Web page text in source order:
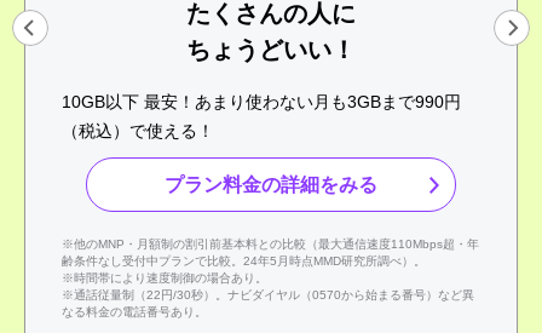
たくさんの人に
ちょうどいい！
10GB以下 最安！あまり使わない月も3GBまで990円
（税込）で使える！
プラン料金の詳細をみる
※他のMNP・月額制の割引前基本料との比較（最大通信速度110Mbps超・年
齢条件なし受付中プランで比較。24年5月時点MMD研究所調べ）。
※時間帯により速度制御の場合あり。
※通話従量制（22円/30秒）。ナビダイヤル（0570から始まる番号）など異
なる料金の電話番号あり。